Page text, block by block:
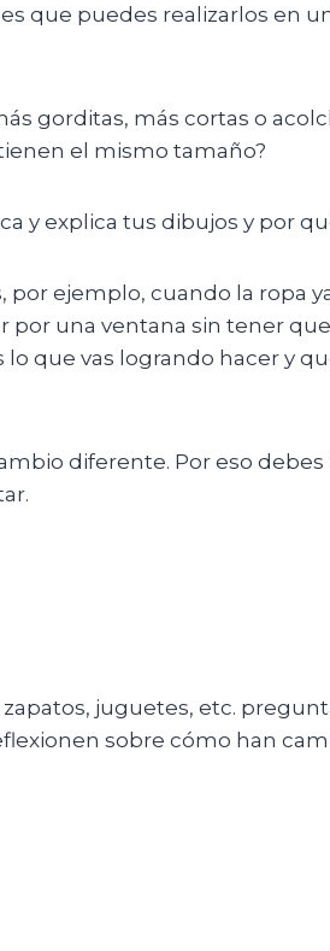
que puedes realizarlos en
gorditas, más cortas o
el mismo tamaño?
y explica tus dibujos y por
por ejemplo, cuando la ropa
por una ventana sin tener
que vas logrando hacer y
diferente. Por eso debes
juguetes, etc.
sobre cómo han